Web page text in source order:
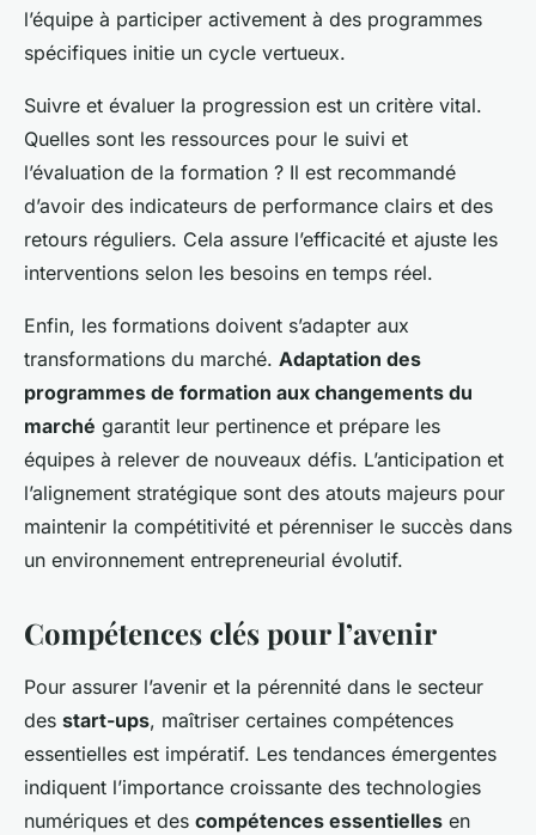
l’équipe à participer activement à des programmes
spécifiques initie un cycle vertueux.
Suivre et évaluer la progression est un critère vital.
Quelles sont les ressources pour le suivi et
l’évaluation de la formation ? Il est recommandé
d’avoir des indicateurs de performance clairs et des
retours réguliers. Cela assure l’efficacité et ajuste les
interventions selon les besoins en temps réel.
Enfin, les formations doivent s’adapter aux
transformations du marché. Adaptation des
programmes de formation aux changements du
marché garantit leur pertinence et prépare les
équipes à relever de nouveaux défis. L’anticipation et
l’alignement stratégique sont des atouts majeurs pour
maintenir la compétitivité et pérenniser le succès dans
un environnement entrepreneurial évolutif.
Compétences clés pour l’avenir
Pour assurer l’avenir et la pérennité dans le secteur
des start-ups, maîtriser certaines compétences
essentielles est impératif. Les tendances émergentes
indiquent l’importance croissante des technologies
numériques et des compétences essentielles en